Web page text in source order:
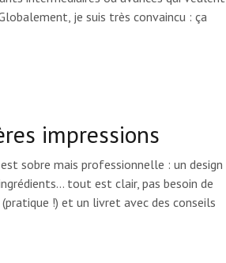
je suis très convaincu : ça
impressions
sobre mais professionnelle : un design
tout est clair, pas besoin de
!) et un livret avec des conseils